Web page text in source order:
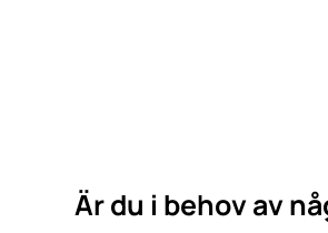
Är du i behov av